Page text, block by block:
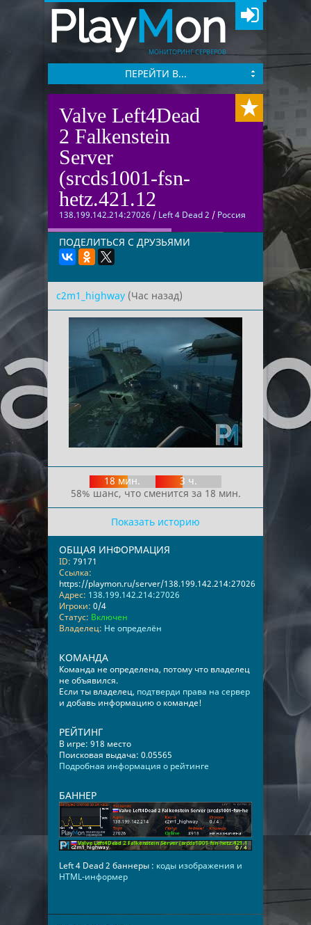
PlayMon
МОНИТОРИНГ СЕРВЕРОВ
ПЕРЕЙТИ В...
Valve Left4Dead
2 Falkenstein
Server
(srcds1001-fsn-
hetz.421.12
138.199.142.214:27026 / Left 4 Dead 2 / Россия
ПОДЕЛИТЬСЯ С ДРУЗЬЯМИ
c2m1_highway (Час назад)
18 мин.
3 ч.
58% шанс, что сменится за 18 мин.
Показать историю
ОБЩАЯ ИНФОРМАЦИЯ
ID: 79171
Ссылка:
https://playmon.ru/server/138.199.142.214:27026
Адрес: 138.199.142.214:27026
Игроки: 0/4
Статус: Включен
Владелец: Не определён
КОМАНДА
Команда не определена, потому что владелец
не объявился.
Если ты владелец, подтверди права на сервер
и добавь информацию о команде!
РЕЙТИНГ
В игре: 918 место
Поисковая выдача: 0.05565
Подробная информация о рейтинге
БАННЕР
Left 4 Dead 2 баннеры : коды изображения и
HTML-информер